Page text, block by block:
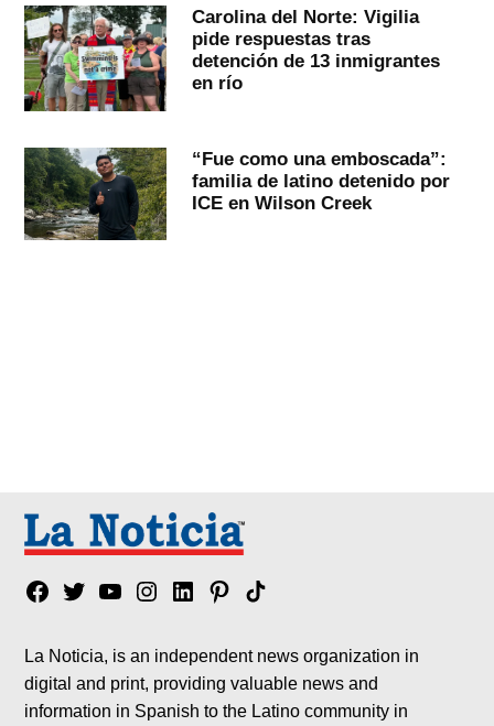
Carolina del Norte: Vigilia
pide respuestas tras
detención de 13 inmigrantes
en río
“Fue como una emboscada”:
familia de latino detenido por
ICE en Wilson Creek
Facebook
TwitterYouTubeInstagram
LinkedinPinterest
Tik
La Noticia, is an independent news organization in
digital and print, providing valuable news and
information in Spanish to the Latino community in